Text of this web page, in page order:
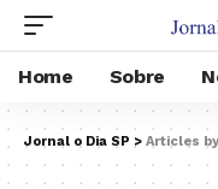
Home Sobre
Jornal o Dia SP > Articles